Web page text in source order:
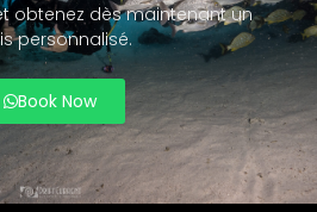
obtenez dès maintenant un
personnalisé.
Book Now